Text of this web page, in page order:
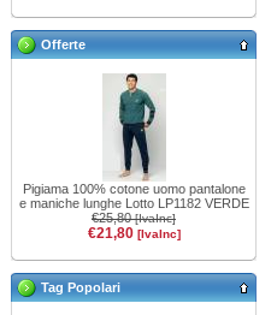
Offerte
Pigiama 100% cotone uomo pantalone
e maniche lunghe Lotto LP1182 VERDE
€25,80[IvaInc]
€21,80 [IvaInc]
Tag Popolari